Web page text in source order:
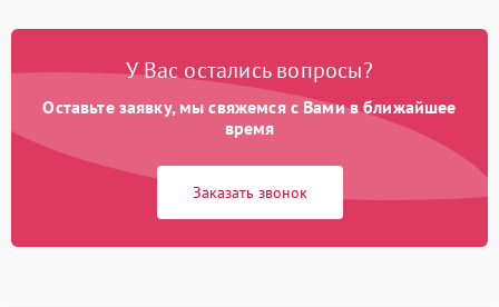
У Вас остались вопросы?
Оставьте заявку, мы свяжемся с Вами в ближайшее
время
Заказать звонок